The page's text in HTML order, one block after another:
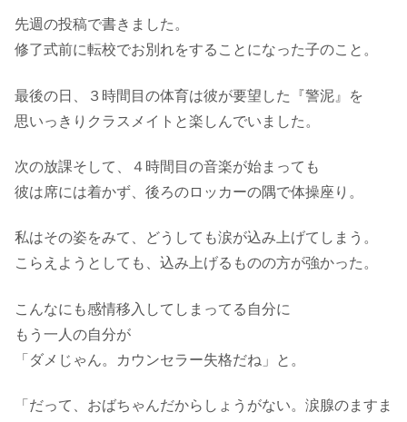
先週の投稿で書きました。
修了式前に転校でお別れをすることになった子のこと。
最後の日、３時間目の体育は彼が要望した『警泥』を
思いっきりクラスメイトと楽しんでいました。
次の放課そして、４時間目の音楽が始まっても
彼は席には着かず、後ろのロッカーの隅で体操座り。
私はその姿をみて、どうしても涙が込み上げてしまう。
こらえようとしても、込み上げるものの方が強かった。
こんなにも感情移入してしまってる自分に
もう一人の自分が
「ダメじゃん。カウンセラー失格だね」と。
「だって、おばちゃんだからしょうがない。涙腺のますま